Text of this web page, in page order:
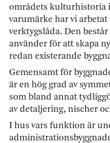
områdets kulturhistoria
varumärke har vi
verktygslåda. Den
använder för att skapa
redan existerande
Gemensamt för
är en hög grad av
som bland annat
av detaljering, nischer
I hus vars funktion är